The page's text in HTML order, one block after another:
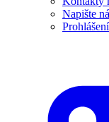
Napište